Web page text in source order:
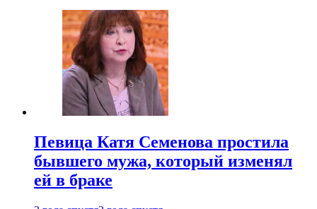
Певица Катя Семенова простила
бывшего мужа, который изменял
ей в браке